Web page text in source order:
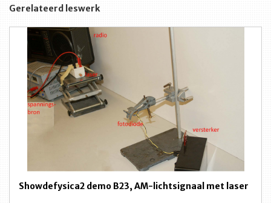
Gerelateerd leswerk
Showdefysica2 demo B23, AM-lichtsignaal met laser